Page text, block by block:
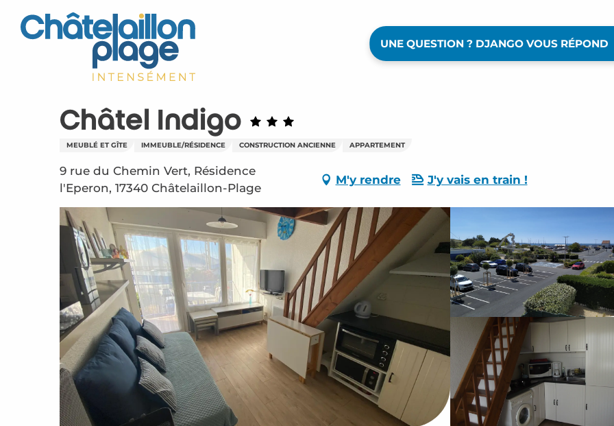
contenu
UNE QUESTION ? DJANGO VOUS RÉPOND
Châtel Indigo
MEUBLÉ ET GÎTE IMMEUBLE/RÉSIDENCE CONSTRUCTION ANCIENNE APPARTEMENT
9 rue du Chemin Vert, Résidence
l'Eperon, 17340 Châtelaillon-Plage
M'y rendre J'y vais en train !